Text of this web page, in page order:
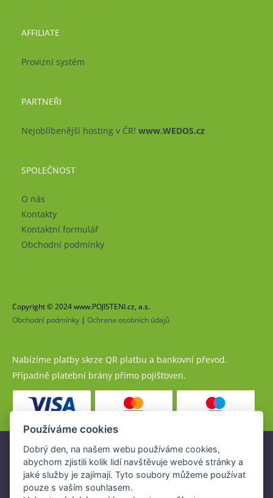
AFFILIATE
Provizní systém
PARTNEŘI
Nejoblíbenější hosting v ČR! www.WEDOS.cz
SPOLEČNOST
O nás
Kontakty
Kontaktní formulář
Obchodní podmínky
Copyright © 2024 www.POJISTENI.cz, a.s.
Obchodní podmínky | Ochrana osobních údajů
Nabízíme platby skrze QR platbu a bankovní převod.
Případně platební brány přímo pojišťoven.
Pojistné produkty jsou nabízeny společností
www.POJISTENI.cz, a.s. na základě platné licence České
národní banky (ČNB).
Používáme cookies
Dobrý den, na našem webu používáme cookies,
abychom zjistili kolik lidí navštěvuje webové stránky a
jaké služby je zajímají. Tyto soubory můžeme používat
pouze s vaším souhlasem.